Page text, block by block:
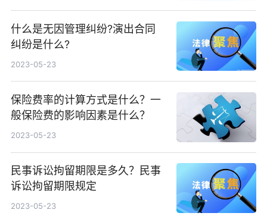
什么是无因管理纠纷?演出合同
纠纷是什么?
2023-05-23
保险费率的计算方式是什么？一
般保险费的影响因素是什么？
2023-05-23
民事诉讼拘留期限是多久？民事
诉讼拘留期限规定
2023-05-23